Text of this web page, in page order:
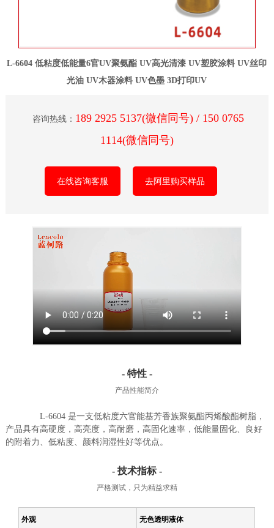
L-6604 低粘度低能量6官UV聚氨酯 UV高光清漆 UV塑胶涂料 UV丝印
光油 UV木器涂料 UV色墨 3D打印UV
咨询热线： 189 2925 5137(微信同号) / 150 0765
1114(微信同号)
在线咨询客服 去阿里购买样品
- 特性 -
产品性能简介
L-6604 是一支低粘度六官能基芳香族聚氨酯丙烯酸酯树脂，
产品具有高硬度，高亮度，高耐磨，高固化速率，低能量固化、良好
的附着力、低粘度、颜料润湿性好等优点。
- 技术指标 -
严格测试，只为精益求精
外观 无色透明液体